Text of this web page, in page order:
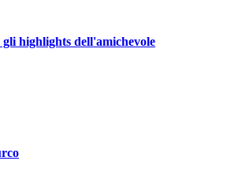
highlights dell'amichevole